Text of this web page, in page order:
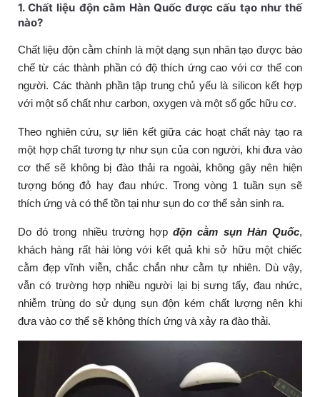
1. Chất liệu độn cằm Hàn Quốc được cấu tạo như thế
nào?
Chất liệu độn cằm chính là một dạng sụn nhân tạo được bào
chế từ các thành phần có độ thích ứng cao với cơ thể con
người. Các thành phần tập trung chủ yếu là silicon kết hợp
với một số chất như carbon, oxygen và một số gốc hữu cơ.
Theo nghiên cứu, sự liên kết giữa các hoạt chất này tạo ra
một hợp chất tương tự như sụn của con người, khi đưa vào
cơ thể sẽ không bị đào thải ra ngoài, không gây nên hiện
tượng bóng đỏ hay đau nhức. Trong vòng 1 tuần sụn sẽ
thích ứng và có thể tồn tại như sụn do cơ thể sản sinh ra.
Do đó trong nhiều trường hợpđộn cằm sụn Hàn Quốc,
khách hàng rất hài lòng với kết quả khi sở hữu một chiếc
cằm đẹp vĩnh viễn, chắc chắn như cằm tự nhiên. Dù vậy,
vẫn có trường hợp nhiều người lại bị sưng tấy, đau nhức,
nhiễm trùng do sử dụng sụn độn kém chất lượng nên khi
đưa vào cơ thể sẽ không thích ứng và xảy ra đào thải.